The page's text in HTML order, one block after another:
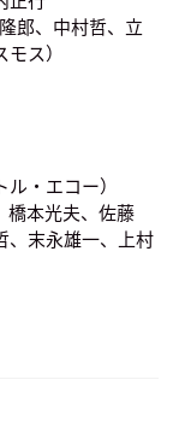
声優：青野武
郎、中村哲、立
ス）
・エコー）
橋本光夫、佐藤
、末永雄一、上村